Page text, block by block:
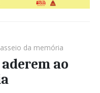
da memória
ao